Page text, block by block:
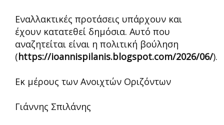
Εναλλακτικές προτάσεις υπάρχουν και
έχουν κατατεθεί δημόσια. Αυτό που
αναζητείται είναι η πολιτική βούληση
(https://ioannispilanis.blogspot.com/2026/06/).
Εκ μέρους των Ανοιχτών Οριζόντων
Γιάννης Σπιλάνης